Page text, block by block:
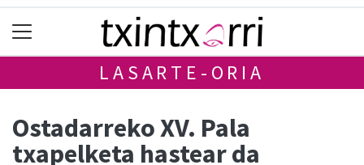
LASARTE-ORIA
Ostadarreko XV. Pala
txapelketa hastear da